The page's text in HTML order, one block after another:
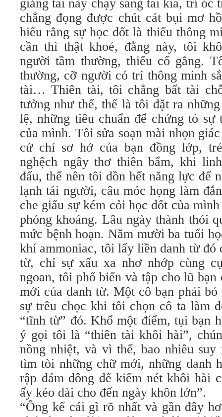
giảng tai này chạy sang tai kia, trí óc
chẳng đọng được chút cát bụi mơ
hiểu rằng sự học dốt là thiếu thông
cần thì thật khoẻ, đằng này, tôi
người tầm thường, thiếu cố gắng.
thường, cỡ người có trí thông minh
tài… Thiên tài, tôi chẳng bất tài
tưởng như thế, thế là tôi đặt ra
lệ, những tiêu chuẩn để chứng tỏ sự
của mình. Tôi sửa soạn mài nhọn
cử chỉ sơ hở của bạn đồng lớp,
nghệch ngây thơ thiên bẩm, khi
đấu, thế nên tôi dồn hết năng lực để
lạnh tái người, câu móc họng làm
che giấu sự kém cỏi học dốt của
phóng khoáng. Lâu ngày thành thói
mức bệnh hoạn. Năm mười ba tuổi
khí ammoniac, tôi lấy liền danh từ đó
từ, chỉ sự xấu xa nhơ nhớp cùng
ngoan, tôi phổ biến và tập cho lũ bạn
mới của danh từ. Một cô bạn phải
sự trêu chọc khi tôi chọn cô ta làm
“tĩnh từ” đó. Khổ một điểm, tụi bạn
ý gọi tôi là “thiên tài khôi hài”,
nồng nhiệt, và vì thế, bao nhiêu
tìm tòi những chữ mới, những danh
rập đám đông để kiếm nét khôi hài
ấy kéo dài cho đến ngày khôn lớn”.
“Ông kể cái gì rõ nhất và gần đây